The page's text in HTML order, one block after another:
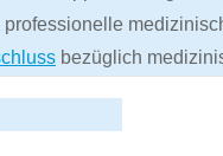
bezüglich